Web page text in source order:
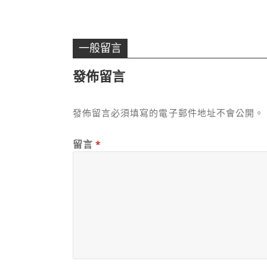
一般留言
發佈留言
發佈留言必須填寫的電子郵件地址不會公開。
留言 *